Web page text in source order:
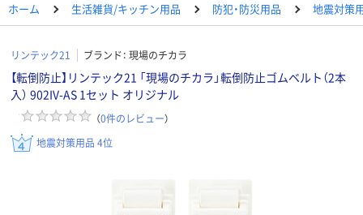
ホーム 生活雑貨/キッチン用品 防犯・防災用品 地震対策
リンテック21 ブランド： 現場のチカラ
【転倒防止】リンテック21 「現場のチカラ」転倒防止ゴムベルト（2本
入） 902IV-AS 1セット オリジナル
（0件のレビュー）
地震対策用品 4位